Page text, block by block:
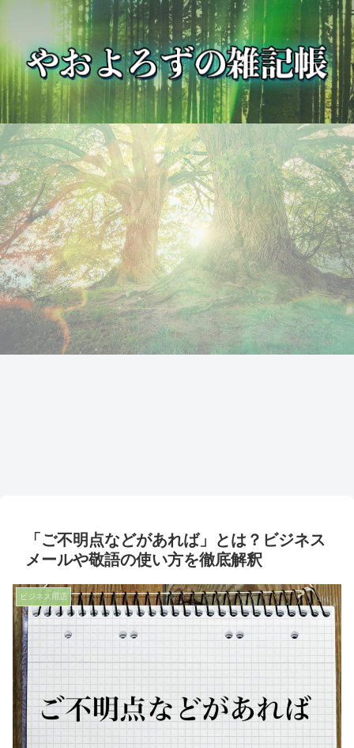
「ご不明点などがあれば」とは？ビジネス
メールや敬語の使い方を徹底解釈
ビジネス用語